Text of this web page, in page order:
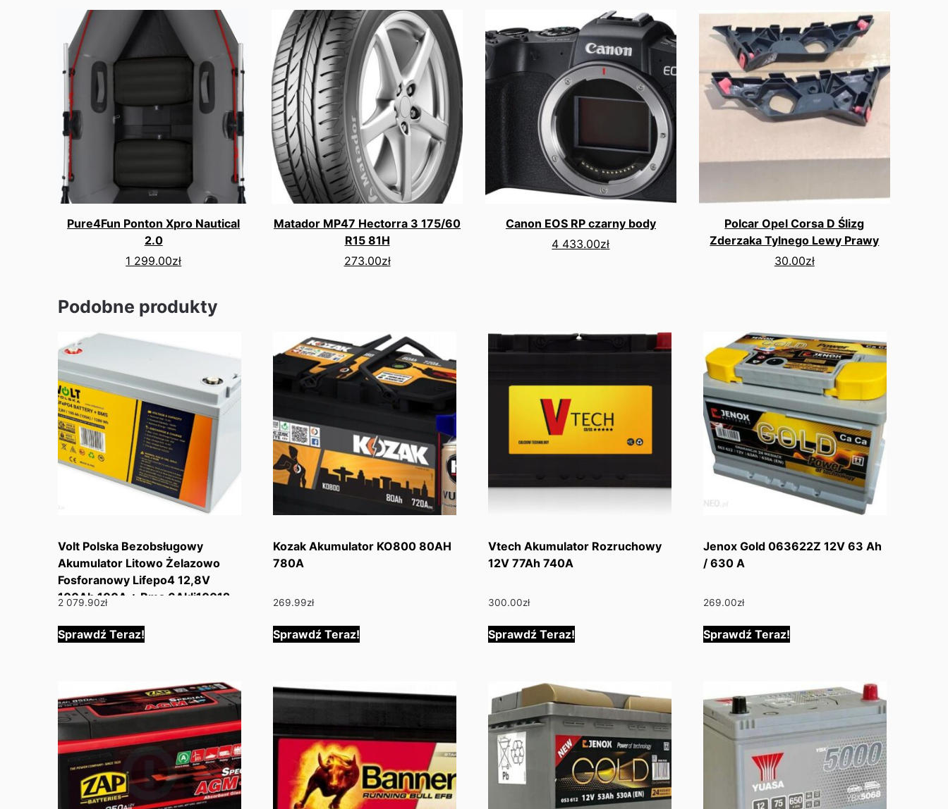
Pure4Fun Ponton Xpro Nautical
2.0
1 299.00zł
Matador MP47 Hectorra 3 175/60
R15 81H
273.00zł
Canon EOS RP czarny body
4 433.00zł
Polcar Opel Corsa D Ślizg
Zderzaka Tylnego Lewy Prawy
30.00zł
Podobne produkty
Volt Polska Bezobsługowy
Akumulator Litowo Żelazowo
Fosforanowy Lifepo4 12,8V
100Ah 100A + Bms 6Akli10012
2 079.90zł
Sprawdź Teraz!
Kozak Akumulator KO800 80AH
780A
269.99zł
Sprawdź Teraz!
Vtech Akumulator Rozruchowy
12V 77Ah 740A
300.00zł
Sprawdź Teraz!
Jenox Gold 063622Z 12V 63 Ah
/ 630 A
269.00zł
Sprawdź Teraz!